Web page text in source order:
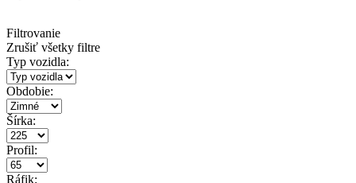
Filtrovanie
Zrušiť všetky filtre
Typ vozidla:
Obdobie:
Šírka:
Profil:
Ráfik: